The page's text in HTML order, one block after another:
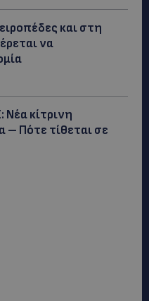
και στη
να
κίτρινη
– Πότε τίθεται σε